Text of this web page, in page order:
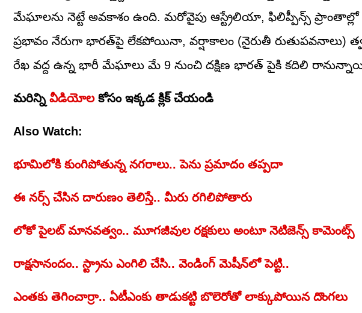
మేఘాలను నెట్టే అవకాశం ఉంది. మరోవైపు ఆస్ట్రేలియా, ఫిలిప్పీన్స్ ప్రాంతాల్లో
ప్రభావం నేరుగా భారత్‌పై లేకపోయినా, వర్షాకాలం (నైరుతీ రుతుపవనాలు)
రేఖ వద్ద ఉన్న భారీ మేఘాలు మే 9 నుంచి దక్షిణ భారత్ పైకి కదిలి
మరిన్ని వీడియోలకోసం ఇక్కడ క్లిక్ చేయండి
Also Watch:
భూమిలోకి కుంగిపోతున్న నగరాలు.. పెను ప్రమాదం తప్పదా
ఈ నర్స్‌ చేసిన దారుణం తెలిస్తే.. మీరు రగిలిపోతారు
లోకో పైలట్ మానవత్వం.. మూగజీవుల రక్షకులు అంటూ నెటిజెన్స్ కామెంట్స్
రాక్షసానందం.. స్ట్రాను ఎంగిలి చేసి.. వెండింగ్‌ మెషీన్‌లో పెట్టి..
ఎంతకు తెగించార్రా.. ఏటీఎంకు తాడుకట్టి బొలెరోతో లాక్కుపోయిన దొంగలు